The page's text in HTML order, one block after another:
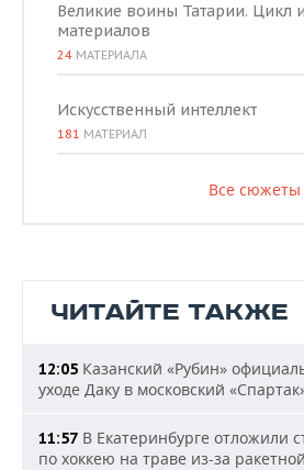
Великие воины Татарии. Цикл
материалов
24 МАТЕРИАЛА
Искусственный интеллект
181 МАТЕРИАЛ
Все сюжеты
ЧИТАЙТЕ ТАКЖЕ
12:05 Казанский «Рубин»
уходе Даку в московский
11:57 В Екатеринбурге отложили
по хоккею на траве из-за